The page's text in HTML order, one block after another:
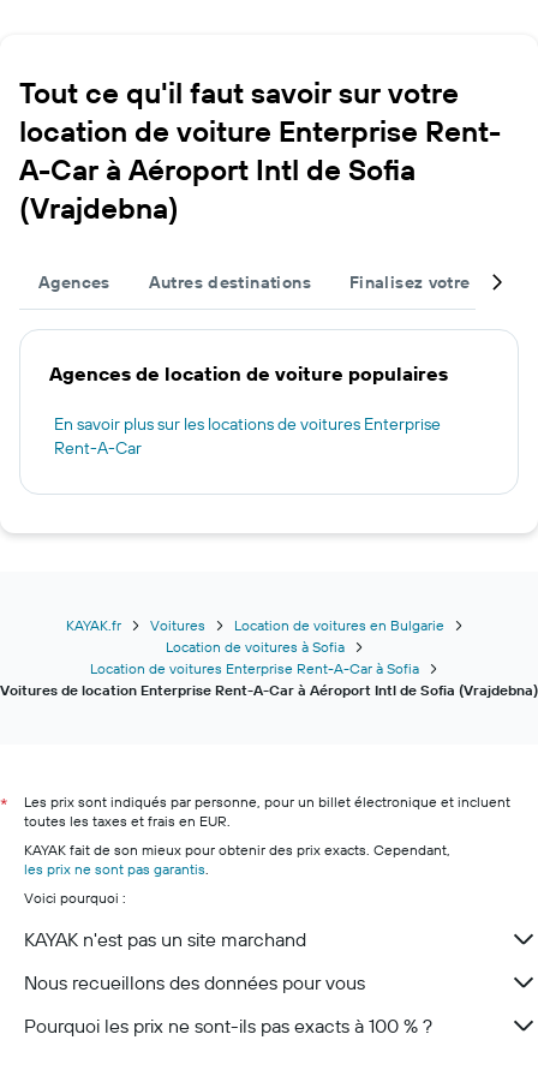
Tout ce qu'il faut savoir sur votre
location de voiture Enterprise Rent-
A-Car à Aéroport Intl de Sofia
(Vrajdebna)
Agences Autres destinations Finalisez votre voyage
Agences de location de voiture populaires
En savoir plus sur les locations de voitures Enterprise
Rent-A-Car
KAYAK.fr Voitures
Location de voitures en Bulgarie
Location de voitures à Sofia
Location de voitures Enterprise Rent-A-Car à Sofia
Voitures de location Enterprise Rent-A-Car à Aéroport Intl de Sofia (Vrajdebna)
*
Les prix sont indiqués par personne, pour un billet électronique et incluent
toutes les taxes et frais en EUR.
KAYAK fait de son mieux pour obtenir des prix exacts. Cependant,
les prix ne sont pas garantis.
Voici pourquoi :
KAYAK n'est pas un site marchand
Nous recueillons des données pour vous
Pourquoi les prix ne sont-ils pas exacts à 100 % ?